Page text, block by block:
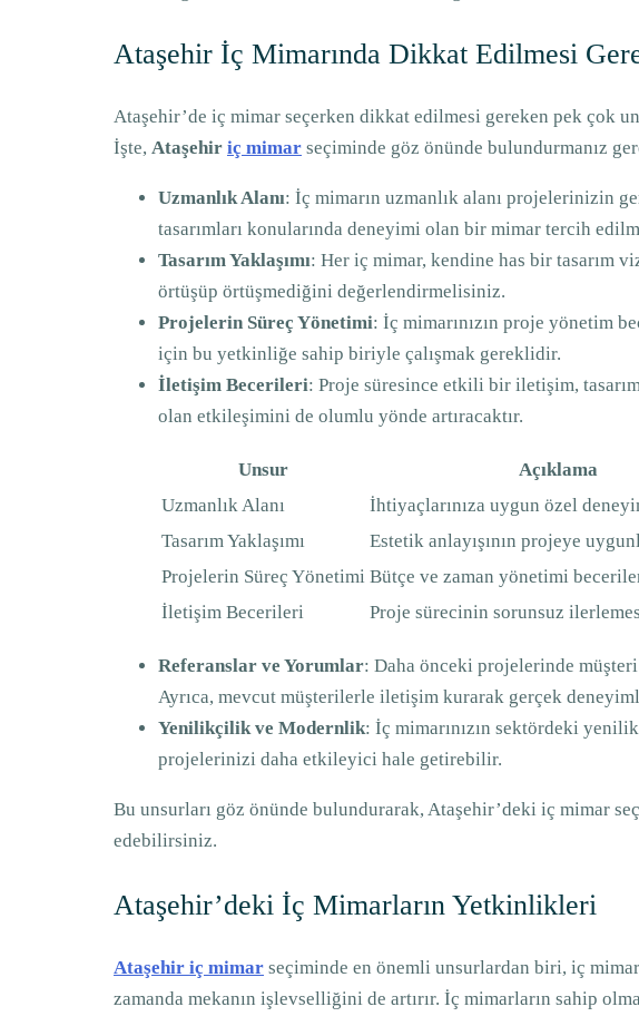
Ataşehir İç Mimarında Dikkat Edilmesi
Ataşehir’de iç mimar seçerken dikkat edilmesi gereken pek çok
İşte, Ataşehir iç mimar seçiminde göz önünde bulundurmanız
Uzmanlık Alanı: İç mimarın uzmanlık alanı projelerinizin
tasarımları konularında deneyimi olan bir mimar tercih
Tasarım Yaklaşımı: Her iç mimar, kendine has bir tasarım
örtüşüp örtüşmediğini değerlendirmelisiniz.
Projelerin Süreç Yönetimi: İç mimarınızın proje yönetim
için bu yetkinliğe sahip biriyle çalışmak gereklidir.
İletişim Becerileri: Proje süresince etkili bir iletişim,
olan etkileşimini de olumlu yönde artıracaktır.
Unsur
Açıklama
Uzmanlık Alanı
İhtiyaçlarınıza uygun özel
Tasarım Yaklaşımı
Estetik anlayışının projeye
Projelerin Süreç Yönetimi Bütçe ve zaman yönetimi
İletişim Becerileri
Proje sürecinin sorunsuz
Referanslar ve Yorumlar: Daha önceki projelerinde
Ayrıca, mevcut müşterilerle iletişim kurarak gerçek
Yenilikçilik ve Modernlik: İç mimarınızın sektördeki
projelerinizi daha etkileyici hale getirebilir.
Bu unsurları göz önünde bulundurarak, Ataşehir’deki iç mimar
edebilirsiniz.
Ataşehir’deki İç Mimarların Yetkinlikleri
Ataşehir iç mimar seçiminde en önemli unsurlardan biri, iç
zamanda mekanın işlevselliğini de artırır. İç mimarların sahip